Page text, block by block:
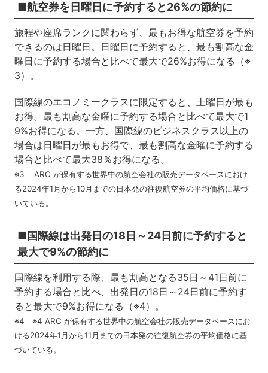
■航空券を日曜日に予約すると26%の節約に
旅程や座席ランクに関わらず、最もお得な航空券を予約
できるのは日曜日。日曜日に予約すると、最も割高な金
曜日に予約する場合と比べて最大で26%お得になる（※
3）。
国際線のエコノミークラスに限定すると、土曜日が最も
お得。最も割高な金曜に予約する場合と比べて最大で1
9%お得になる。一方、国際線のビジネスクラス以上の
場合は日曜日が最もお得で、最も割高な金曜に予約する
場合と比べて最大38％お得になる。
※3 ARC が保有する世界中の航空会社の販売データベースにおけ
る2024年1月から10月までの日本発の往復航空券の平均価格に基づ
いている。
■国際線は出発日の18日～24日前に予約すると
最大で9%の節約に
国際線を利用する際、最も割高となる35日～41日前に
予約する場合と比べ、出発日の18日～24日前に予約す
ると最大で9%お得になる（※4）。
※4 ※4 ARC が保有する世界中の航空会社の販売データベースにお
ける2024年1月から11月までの日本発の往復航空券の平均価格に基
づいている。